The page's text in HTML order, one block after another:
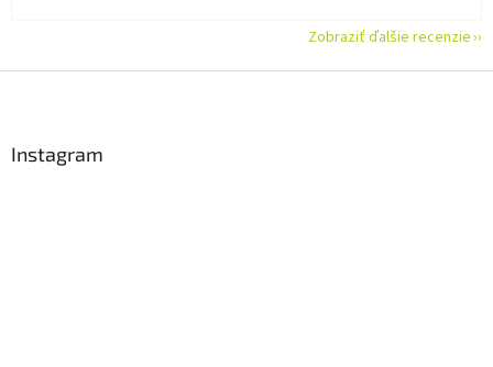
Zobraziť ďalšie recenzie
Instagram